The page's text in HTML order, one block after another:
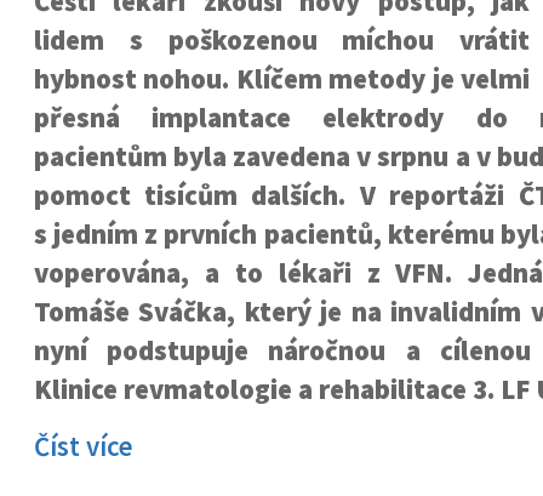
lidem s poškozenou míchou vrátit
hybnost nohou. Klíčem metody je velmi
přesná implantace elektrody do
pacientům byla zavedena v srpnu a v
pomoct tisícům dalších. V reportáži
s jedním z prvních pacientů, kterému
voperována, a to lékaři z VFN.
Tomáše Sváčka, který je na invalidním
nyní podstupuje náročnou a
Klinice revmatologie a rehabilitace 3. LF
Číst více